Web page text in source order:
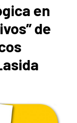
en
de